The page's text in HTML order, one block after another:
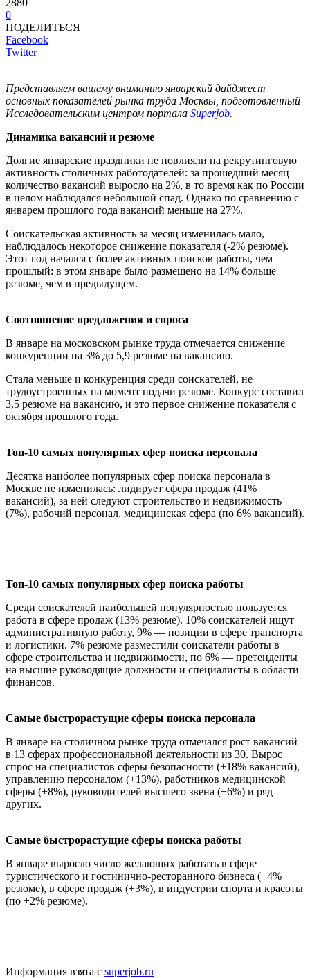
0
ПОДЕЛИТЬСЯ
Facebook
Twitter
Представляем вашему вниманию январский дайджест
основных показателей рынка труда Москвы, подготовленный
Исследовательским центром портала Superjob.
Динамика вакансий и резюме
Долгие январские праздники не повлияли на рекрутинговую
активность столичных работодателей: за прошедший месяц
количество вакансий выросло на 2%, в то время как по России
в целом наблюдался небольшой спад. Однако по сравнению с
январем прошлого года вакансий меньше на 27%.
Соискательская активность за месяц изменилась мало,
наблюдалось некоторое снижение показателя (-2% резюме).
Этот год начался с более активных поисков работы, чем
прошлый: в этом январе было размещено на 14% больше
резюме, чем в предыдущем.
Соотношение предложения и спроса
В январе на московском рынке труда отмечается снижение
конкуренции на 3% до 5,9 резюме на вакансию.
Стала меньше и конкуренция среди соискателей, не
трудоустроенных на момент подачи резюме. Конкурс составил
3,5 резюме на вакансию, и это первое снижение показателя с
октября прошлого года.
Топ-10 самых популярных сфер поиска персонала
Десятка наиболее популярных сфер поиска персонала в
Москве не изменилась: лидирует сфера продаж (41%
вакансий), за ней следуют строительство и недвижимость
(7%), рабочий персонал, медицинская сфера (по 6% вакансий).
Топ-10 самых популярных сфер поиска работы
Среди соискателей наибольшей популярностью пользуется
работа в сфере продаж (13% резюме). 10% соискателей ищут
административную работу, 9% — позиции в сфере транспорта
и логистики. 7% резюме разместили соискатели работы в
сфере строительства и недвижимости, по 6% — претенденты
на высшие руководящие должности и специалисты в области
финансов.
Самые быстрорастущие сферы поиска персонала
В январе на столичном рынке труда отмечался рост вакансий
в 13 сферах профессиональной деятельности из 30. Вырос
спрос на специалистов сферы безопасности (+18% вакансий),
управлению персоналом (+13%), работников медицинской
сферы (+8%), руководителей высшего звена (+6%) и ряд
других.
Самые быстрорастущие сферы поиска работы
В январе выросло число желающих работать в сфере
туристического и гостинично-ресторанного бизнеса (+4%
резюме), в сфере продаж (+3%), в индустрии спорта и красоты
(по +2% резюме).
Информация взята с superjob.ru